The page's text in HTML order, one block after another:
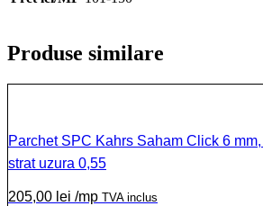
Produse similare
Parchet SPC Kahrs Saham Click 6
strat uzura 0,55
205,00 lei /mp TVA inclus